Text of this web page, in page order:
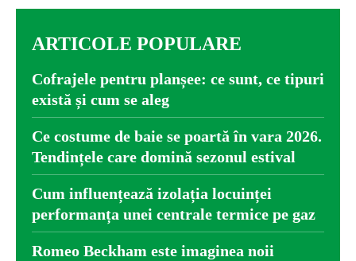
ARTICOLE POPULARE
Cofrajele pentru planșee: ce sunt, ce tipuri
există și cum se aleg
Ce costume de baie se poartă în vara 2026.
Tendințele care domină sezonul estival
Cum influențează izolația locuinței
performanța unei centrale termice pe gaz
Romeo Beckham este imaginea noii